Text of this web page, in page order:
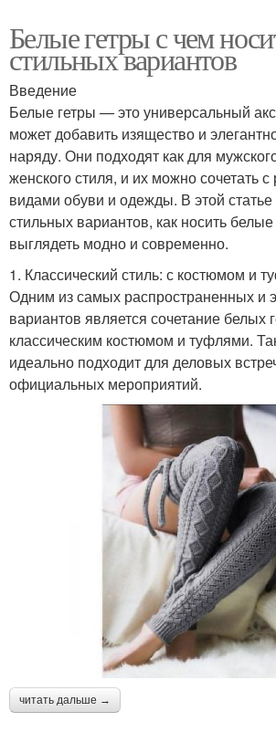
Белые гетры с чем
стильных вариантов
Введение
Белые гетры — это универсальный
может добавить изящество и
наряду. Они подходят как для
женского стиля, и их можно сочетать
видами обуви и одежды. В этой
стильных вариантов, как носить
выглядеть модно и современно.
1. Классический стиль: с костюмом и
Одним из самых распространенных и
вариантов является сочетание белых
классическим костюмом и туфлями.
идеально подходит для деловых
официальных мероприятий.
читать дальше →